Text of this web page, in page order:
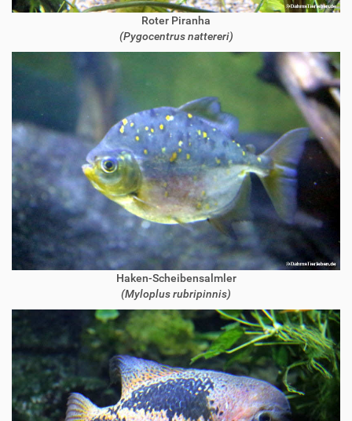
Roter Piranha
(Pygocentrus nattereri)
Haken-Scheibensalmler
(Myloplus rubripinnis)